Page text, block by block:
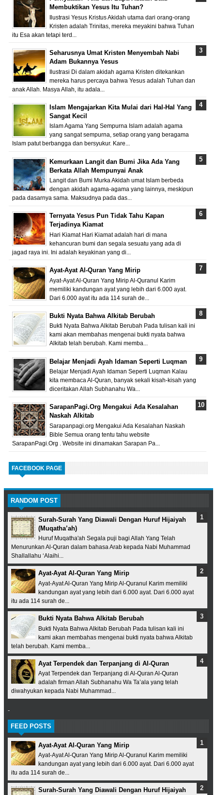
Membuktikan Yesus Itu Tuhan?
Ilustrasi Yesus Kristus Akidah utama dari orang-orang
Kristen adalah Trinitas, mereka meyakini bahwa Tuhan
itu Esa akan tetapi terd...
Seharusnya Umat Kristen Menyembah Nabi
Adam Bukannya Yesus
Ilustrasi Di dalam akidah agama Kristen ditekankan
mereka harus percaya bahwa Yesus adalah Tuhan dan
anak Allah. Masya Allah, itu adala...
Islam Mengajarkan Kita Mulai dari Hal-Hal Yang
Sangat Kecil
Islam Agama Yang Sempurna Islam adalah agama
yang sangat sempurna, setiap orang yang beragama
Islam patut berbangga dan bersyukur. Kare...
Kemurkaan Langit dan Bumi Jika Ada Yang
Berkata Allah Mempunyai Anak
Langit dan Bumi Murka Akidah umat Islam berbeda
dengan akidah agama-agama yang lainnya, meskipun
pada dasarnya sama. Maksudnya pada das...
Ternyata Yesus Pun Tidak Tahu Kapan
Terjadinya Kiamat
Hari Kiamat Hari Kiamat adalah hari di mana
kehancuran bumi dan segala sesuatu yang ada di
jagad raya ini. Ini adalah keyakinan yang di...
Ayat-Ayat Al-Quran Yang Mirip
Ayat-Ayat Al-Quran Yang Mirip Al-Quranul Karim
memiliki kandungan ayat yang lebih dari 6.000 ayat.
Dari 6.000 ayat itu ada 114 surah de...
Bukti Nyata Bahwa Alkitab Berubah
Bukti Nyata Bahwa Alkitab Berubah Pada tulisan kali ini
kami akan membahas mengenai bukti nyata bahwa
Alkitab telah berubah. Kami memba...
Belajar Menjadi Ayah Idaman Seperti Luqman
Belajar Menjadi Ayah Idaman Seperti Luqman Kalau
kita membaca Al-Quran, banyak sekali kisah-kisah yang
diceritakan Allah Subhanahu Wa...
SarapanPagi.Org Mengakui Ada Kesalahan
Naskah Alkitab
Sarapanpagi.org Mengakui Ada Kesalahan Naskah
Bible Semua orang tentu tahu website
SarapanPagi.Org . Website ini dinamakan Sarapan Pa...
FACEBOOK PAGE
RANDOM POST
Surah-Surah Yang Diawali Dengan Huruf Hijaiyah
(Muqatha’ah)
Huruf Muqatha'ah Segala puji bagi Allah Yang Telah
Menurunkan Al-Quran dalam bahasa Arab kepada Nabi Muhammad
Shallallahu ‘Alaihi...
Ayat-Ayat Al-Quran Yang Mirip
Ayat-Ayat Al-Quran Yang Mirip Al-Quranul Karim memiliki
kandungan ayat yang lebih dari 6.000 ayat. Dari 6.000 ayat
itu ada 114 surah de...
Bukti Nyata Bahwa Alkitab Berubah
Bukti Nyata Bahwa Alkitab Berubah Pada tulisan kali ini
kami akan membahas mengenai bukti nyata bahwa Alkitab
telah berubah. Kami memba...
Ayat Terpendek dan Terpanjang di Al-Quran
Ayat Terpendek dan Terpanjang di Al-Quran Al-Quran
adalah firman Allah Subhanahu Wa Ta’ala yang telah
diwahyukan kepada Nabi Muhammad...
-
FEED POSTS
Ayat-Ayat Al-Quran Yang Mirip
Ayat-Ayat Al-Quran Yang Mirip Al-Quranul Karim memiliki
kandungan ayat yang lebih dari 6.000 ayat. Dari 6.000 ayat
itu ada 114 surah de...
Surah-Surah Yang Diawali Dengan Huruf Hijaiyah